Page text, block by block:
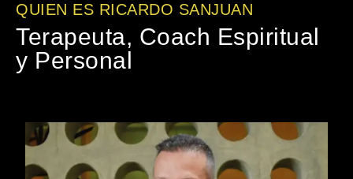
QUIEN ES RICARDO SANJUAN
Terapeuta, Coach Espiritual
y Personal